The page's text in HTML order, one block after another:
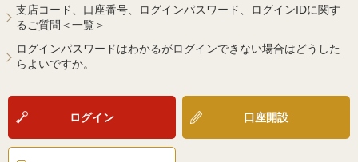
支店コード、口座番号、ログインパスワード、ログインIDに関す
るご質問＜一覧＞
ログインパスワードはわかるがログインできない場合はどうした
らよいですか。
ログイン 口座開設